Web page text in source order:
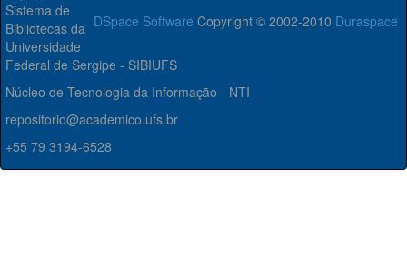
DSpace Software Copyright © 2002-2010 Duraspace
Sistema de
Bibliotecas da
Universidade
Federal de Sergipe - SIBIUFS
Núcleo de Tecnologia da Informação - NTI
repositorio@academico.ufs.br
+55 79 3194-6528